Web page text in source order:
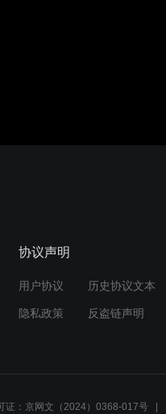
协议声明
用户协议 历史协议文本
隐私政策 反盗链声明
证：京网文（2024）0368-017号